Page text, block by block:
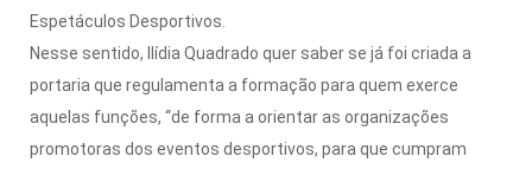
Espetáculos Desportivos.
Nesse sentido, Ilídia Quadrado quer saber se já foi criada a
portaria que regulamenta a formação para quem exerce
aquelas funções, “de forma a orientar as organizações
promotoras dos eventos desportivos, para que cumpram